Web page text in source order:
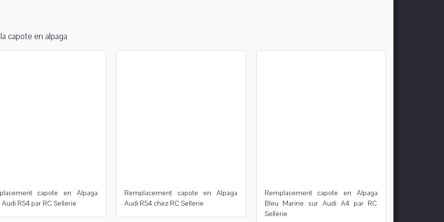
capote en alpaga
capote en Alpaga
RS4 par RC Sellerie
Remplacement capote en Alpaga
Audi RS4 chez RC Sellerie
Remplacement capote en Alpaga
Bleu Marine sur Audi A4 par RC
Sellerie